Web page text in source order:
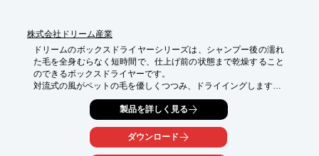
株式会社ドリーム産業
ドリームのボックスドライヤーシリーズは、シャンプー後の濡れ
た毛を全身むらなく短時間で、仕上げ前の状態まで乾燥すること
のできるボックスドライヤーです。
対流式の風がペットの毛を優しくつつみ、ドライイングします。
新発売のスーパーボックスドライヤーは、マイコン制御によるタ
ッチパネルの搭載により、乾燥室内の温度や乾燥時間を簡単に設
定していただけます。
製品を詳しく見る
ダウンロード